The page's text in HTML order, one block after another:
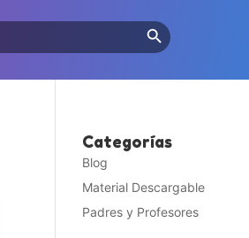
Search Button
Categorías
Blog
Material Descargable
Padres y Profesores